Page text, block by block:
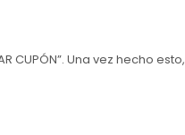
CUPÓN”. Una vez hecho esto,